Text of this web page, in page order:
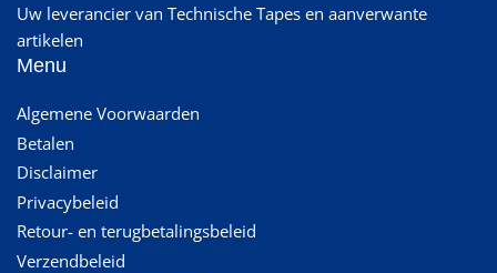
Uw leverancier van Technische Tapes en aanverwante
artikelen
Menu
Algemene Voorwaarden
Betalen
Disclaimer
Privacybeleid
Retour- en terugbetalingsbeleid
Verzendbeleid